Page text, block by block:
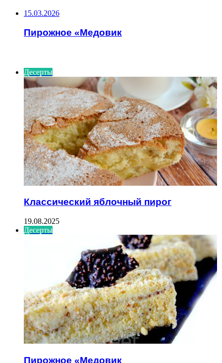
15.03.2026
Пирожное «Медовик
Десерты
Классический яблочный пирог
19.08.2025
Десерты
Пирожное «Медовик